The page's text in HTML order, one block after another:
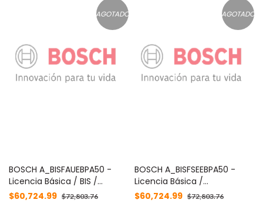
AGOTADO
BOSCH A_BISFAUEBPA50 -
Licencia Básica / BIS /
Automation Engine (AUE) 5.0
$60,724.99 $72,803.76
AGOTADO
BOSCH A_BISFSEEBPA50 -
Licencia Básica /
Ampliaciones de BIS para
$60,724.99 $72,803.76